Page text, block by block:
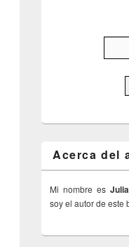
Acerca del
Mi nombre es
soy el autor de este